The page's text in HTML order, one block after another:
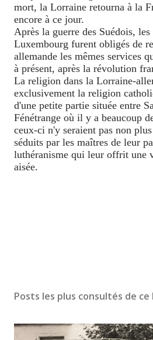
mort, la Lorraine retourna à la
encore à ce jour.
Après la guerre des Suédois,
Luxembourg furent obligés de
allemande les mêmes services
à présent, après la révolution
La religion dans la Lorraine-
exclusivement la religion
d'une petite partie située entre
Fénétrange où il y a beaucoup
ceux-ci n'y seraient pas non
séduits par les maîtres de leur
luthéranisme qui leur offrit une
aisée.
Posts les plus consultés de ce